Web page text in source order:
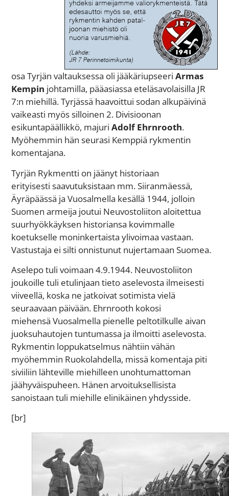
osa Tyrjän valtauksessa oli jääkäriupseeriArmas
Kempin johtamilla, pääasiassa eteläsavolaisilla JR
7:n miehillä. Tyrjässä haavoittui sodan alkupäivinä
vaikeasti myös silloinen 2. Divisioonan
esikuntapäällikkö, majuriAdolf Ehrnrooth.
Myöhemmin hän seurasi Kemppiä rykmentin
komentajana.
Tyrjän Rykmentti on jäänyt historiaan
erityisesti saavutuksistaan mm. Siiranmäessä,
Äyräpäässä ja Vuosalmella kesällä 1944, jolloin
Suomen armeija joutui Neuvostoliiton aloitettua
suurhyökkäyksen historiansa kovimmalle
koetukselle moninkertaista ylivoimaa vastaan.
Vastustaja ei silti onnistunut nujertamaan Suomea.
Aselepo tuli voimaan 4.9.1944. Neuvostoliiton
joukoille tuli etulinjaan tieto aselevosta ilmeisesti
viiveellä, koska ne jatkoivat sotimista vielä
seuraavaan päivään. Ehrnrooth kokosi
miehensä Vuosalmella pienelle peltotilkulle aivan
juoksuhautojen tuntumassa ja ilmoitti aselevosta.
Rykmentin loppukatselmus nähtiin vähän
myöhemmin Ruokolahdella, missä komentaja piti
siviiliin lähteville miehilleen unohtumattoman
jäähyväispuheen. Hänen arvoituksellisista
sanoistaan tuli miehille elinikäinen yhdysside.
[br]